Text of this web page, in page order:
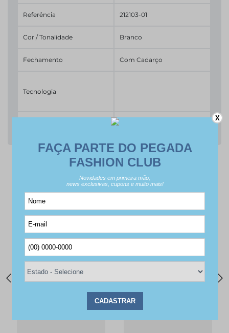
Referência 212103-01
Cor / Tonalidade Branco
Fechamento Com Cadarço
Tecnologia
É DO SEU GOSTO? ENTÃO VEJA
ESTES PRODUTOS SIMILARES.
X